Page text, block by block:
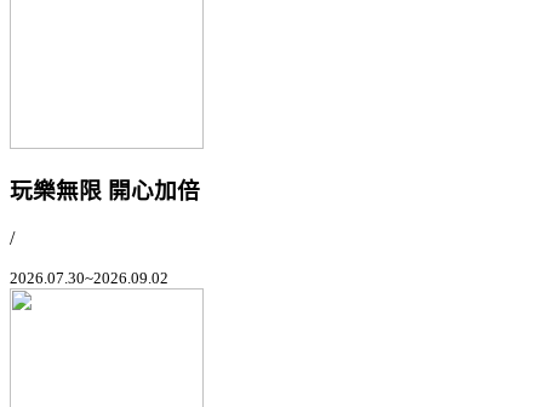
玩樂無限 開心加倍
/
2026.07.30~2026.09.02